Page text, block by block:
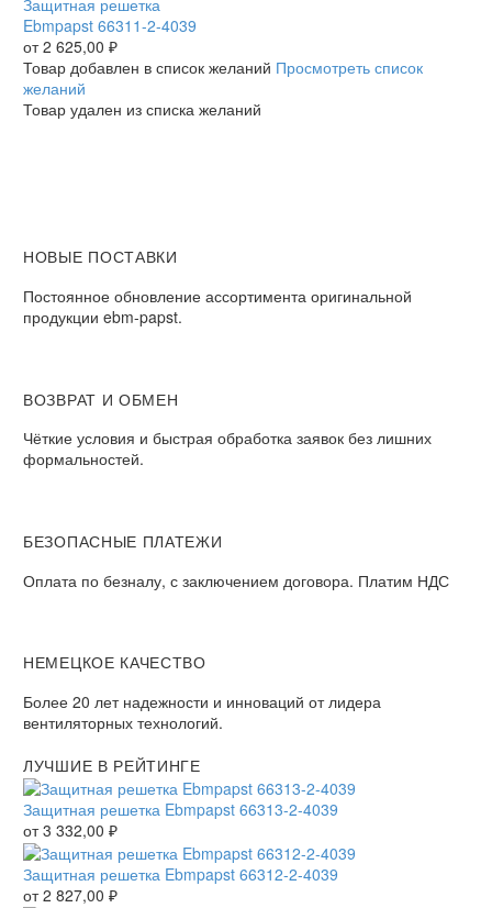
66311-
2-
4039
Ebmpapst 66311-2-4039
от2 625,00 ₽
Товар добавлен в список желаний Просмотреть список
желаний
Товар удален из списка желаний
НОВЫЕ ПОСТАВКИ
Постоянное обновление ассортимента оригинальной
продукции ebm-papst.
ВОЗВРАТ И ОБМЕН
Чёткие условия и быстрая обработка заявок без лишних
формальностей.
БЕЗОПАСНЫЕ ПЛАТЕЖИ
Оплата по безналу, с заключением договора. Платим НДС
НЕМЕЦКОЕ КАЧЕСТВО
Более 20 лет надежности и инноваций от лидера
вентиляторных технологий.
ЛУЧШИЕ В РЕЙТИНГЕ
Защитная решетка Ebmpapst 66313-2-4039
от3 332,00 ₽
Защитная решетка Ebmpapst 66312-2-4039
от2 827,00 ₽